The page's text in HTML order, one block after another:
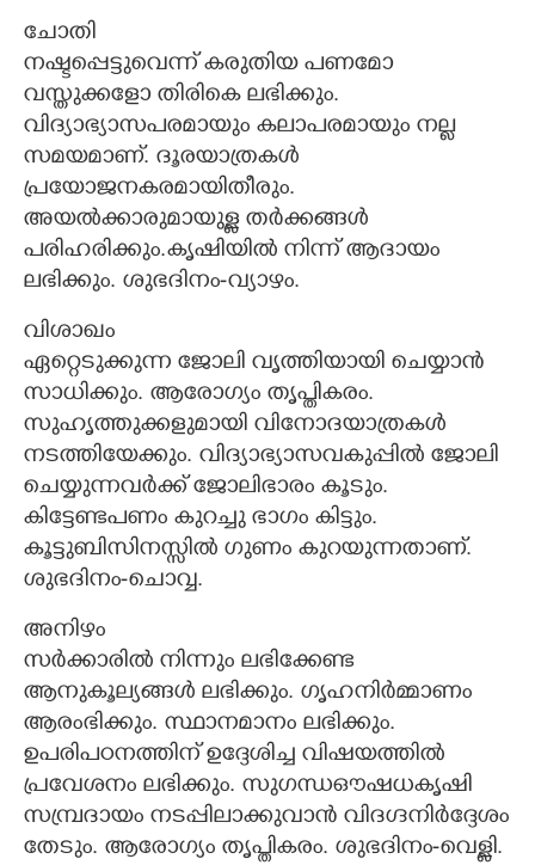
ചോതി
നഷ്ടപ്പെട്ടുവെന്ന് കരുതിയ പണമോ
വസ്തുക്കളോ തിരികെ ലഭിക്കും.
വിദ്യാഭ്യാസപരമായും കലാപരമായും നല്ല
സമയമാണ്. ദൂരയാത്രകൾ
പ്രയോജനകരമായിതീരും.
അയൽക്കാരുമായുള്ള തർക്കങ്ങൾ
പരിഹരിക്കും.കൃഷിയിൽ നിന്ന് ആദായം
ലഭിക്കും. ശുഭദിനം-വ്യാഴം.
വിശാഖം
ഏറ്റെടുക്കുന്ന ജോലി വൃത്തിയായി ചെയ്യാൻ
സാധിക്കും. ആരോഗ്യം തൃപ്തികരം.
സുഹൃത്തുക്കളുമായി വിനോദയാത്രകൾ
നടത്തിയേക്കും. വിദ്യാഭ്യാസവകുപ്പിൽ ജോലി
ചെയ്യുന്നവർക്ക് ജോലിഭാരം കൂടും.
കിട്ടേണ്ടപണം കുറച്ചു ഭാഗം കിട്ടും.
കൂട്ടുബിസിനസ്സിൽ ഗുണം കുറയുന്നതാണ്.
ശുഭദിനം-ചൊവ്വ.
അനിഴം
സർക്കാരിൽ നിന്നും ലഭിക്കേണ്ട
ആനുകൂല്യങ്ങൾ ലഭിക്കും. ഗൃഹനിർമ്മാണം
ആരംഭിക്കും. സ്ഥാനമാനം ലഭിക്കും.
ഉപരിപഠനത്തിന് ഉദ്ദേശിച്ച വിഷയത്തിൽ
പ്രവേശനം ലഭിക്കും. സുഗന്ധഔഷധകൃഷി
സമ്പ്രദായം നടപ്പിലാക്കുവാൻ വിദഗ്ദനിർദ്ദേശം
തേടും. ആരോഗ്യം തൃപ്തികരം. ശുഭദിനം-വെള്ളി.